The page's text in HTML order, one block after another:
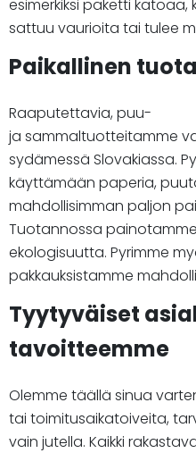
esimerkiksi paketti katoaa,
sattuu vaurioita tai tulee
Paikallinen
Raaputettavia, puu-
ja sammaltuotteitamme
sydämessä Slovakiassa.
käyttämään paperia,
mahdollisimman paljon
Tuotannossa
ekologisuutta. Pyrimme
pakkauksistamme
Tyytyväiset
tavoitteemme
Olemme täällä sinua
tai toimitusaikatoiveita,
vain jutella. Kaikki